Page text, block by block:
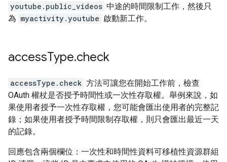
youtube.public_videos 中途的時間限制工作，然後只
為 myactivity.youtube 啟動新工作。
accessType.check
accessType.check 方法可讓您在開始工作前，檢查
OAuth 權杖是否授予時間性或一次性存取權。舉例來說，如
果使用者授予一次性存取權，您可能會匯出使用者的完整記
錄；如果使用者授予時間限制存取權，則只會匯出最近一天
的記錄。
回應包含兩個欄位：一次性和時間性資料可移植性資源群組